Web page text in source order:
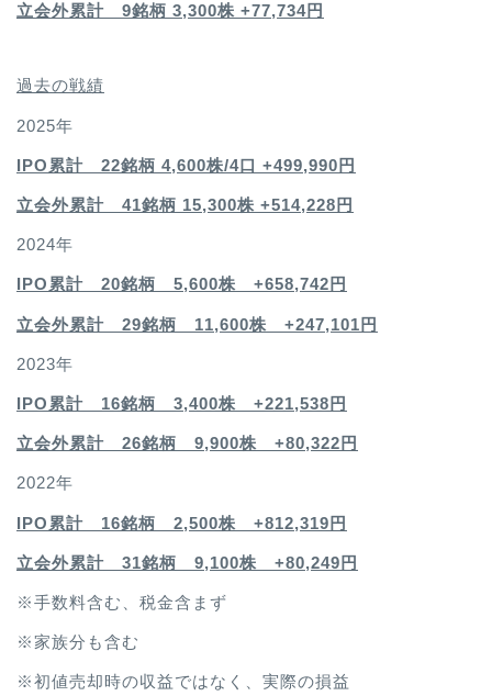
立会外累計 9銘柄 3,300株 +77,734円
過去の戦績
2025年
IPO累計 22銘柄 4,600株/4口 +499,990円
立会外累計 41銘柄 15,300株 +514,228円
2024年
IPO累計 20銘柄 5,600株 +658,742円
立会外累計 29銘柄 11,600株 +247,101円
2023年
IPO累計 16銘柄 3,400株 +221,538円
立会外累計 26銘柄 9,900株 +80,322円
2022年
IPO累計 16銘柄 2,500株 +812,319円
立会外累計 31銘柄 9,100株 +80,249円
※手数料含む、税金含まず
※家族分も含む
※初値売却時の収益ではなく、実際の損益